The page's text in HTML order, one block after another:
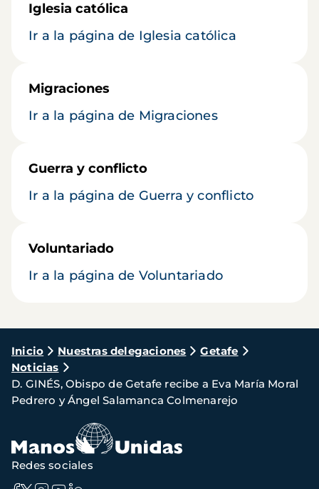
Iglesia católica
Ir a la página de Iglesia católica
Migraciones
Ir a la página de Migraciones
Guerra y conflicto
Ir a la página de Guerra y conflicto
Voluntariado
Ir a la página de Voluntariado
Ruta
de
navegación
Inicio Nuestras delegaciones
Getafe
Noticias
D. GINÉS, Obispo de Getafe recibe a Eva María Moral
Pedrero y Ángel Salamanca Colmenarejo
Redes sociales